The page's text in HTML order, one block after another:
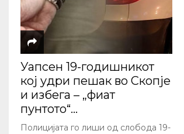
Уапсен 19-годишникот
кој удри пешак во Скопје
и избега – „фиат
пунтото“...
Полицијата го лиши од слобода 19-